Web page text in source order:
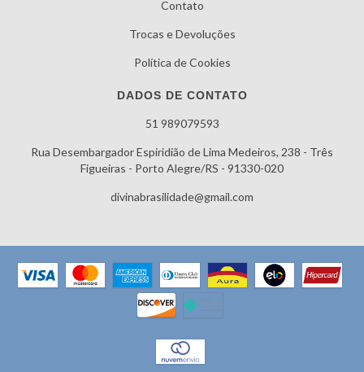
Contato
Trocas e Devoluções
Política de Cookies
DADOS DE CONTATO
51 989079593
Rua Desembargador Espiridião de Lima Medeiros, 238 - Três
Figueiras - Porto Alegre/RS - 91330-020
divinabrasilidade@gmail.com